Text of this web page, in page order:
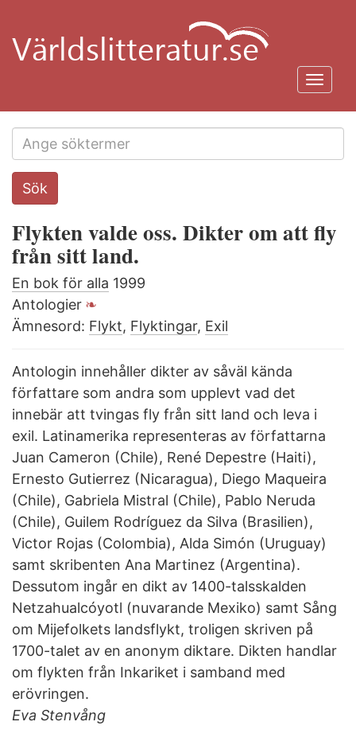
huvudinnehåll
Search
this
Sök
Flykten valde oss. Dikter om att fly
från sitt land.
En bok för alla 1999
Antologier
Ämnesord: Flykt, Flyktingar, Exil
Antologin innehåller dikter av såväl kända
författare som andra som upplevt vad det
innebär att tvingas fly från sitt land och leva i
exil. Latinamerika representeras av författarna
Juan Cameron (Chile), René Depestre (Haiti),
Ernesto Gutierrez (Nicaragua), Diego Maqueira
(Chile), Gabriela Mistral (Chile), Pablo Neruda
(Chile), Guilem Rodríguez da Silva (Brasilien),
Victor Rojas (Colombia), Alda Simón (Uruguay)
samt skribenten Ana Martinez (Argentina).
Dessutom ingår en dikt av 1400-talsskalden
Netzahualcóyotl (nuvarande Mexiko) samt Sång
om Mijefolkets landsflykt, troligen skriven på
1700-talet av en anonym diktare. Dikten handlar
om flykten från Inkariket i samband med
erövringen.
Eva Stenvång